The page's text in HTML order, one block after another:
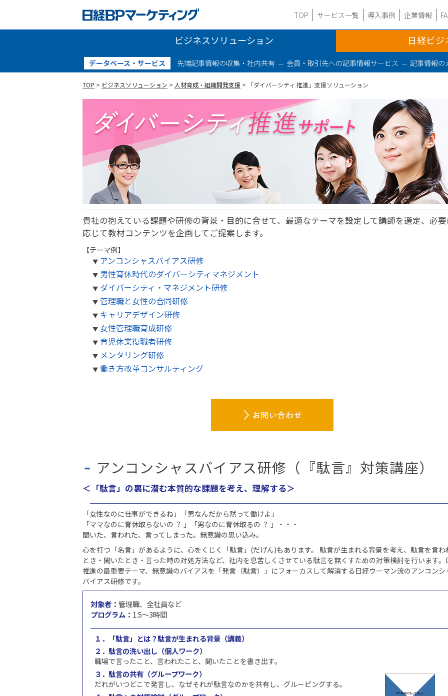
企業情報
導入事例
サービス一覧
TOP
ビジネスソリューション 日経ビジ
データベース・サービス 先端記事情報の収集・社内共有 会員・取引先への記事情報サービス 記事情報の
TOP > ビジネスソリューション > 人材育成・組織開発支援 > 「ダイバーシティ 推進」支援ソリューション
貴社の抱えている課題や研修の背景・目的に合せて、最適なテーマを設定して講師を選定、必要
応じて教材コンテンツを企画してご提案します。
【テーマ例】
アンコンシャスバイアス研修
男性育休時代のダイバーシティマネジメント
ダイバーシティ・マネジメント研修
管理職と女性の合同研修
キャリアデザイン研修
女性管理職育成研修
育児休業復職者研修
メンタリング研修
働き方改革コンサルティング
アンコンシャスバイアス研修（『駄言』対策講座）
＜「駄言」の裏に潜む本質的な課題を考え、理解する＞
「女性なのに仕事ができるね」「男なんだから黙って働けよ」
「ママなのに育休取らないの ？ 」「男なのに育休取るの ？ 」・・・
聞いた、言われた、言ってしまった。無意識の思い込み。
心を打つ「名言」があるように、心をくじく「駄言」(だげん)もあります。 駄言が生まれる背景を考え、駄言を言わ
とき・聞いたとき・言った時の対処方法など、社内を息苦しくさせている駄言を無くすための対策検討を行います。
推進の最重要テーマ、無意識のバイアスを「発言（駄言）」にフォーカスして解消する日経ウーマン流のアンコンシ
バイアス研修です。
対象者： 管理職、全社員など
プログラム： 1.5～3時間
１．
「駄言」とは？駄言が生まれる背景（講義）
２．駄言の洗い出し（個人ワーク）
職場で言ったこと、言われたこと、聞いたことを書き出す。
３．駄言の共有（グループワーク）
だれがいつどこで発言し、なぜそれが駄言なのかを共有し、グルーピングする。